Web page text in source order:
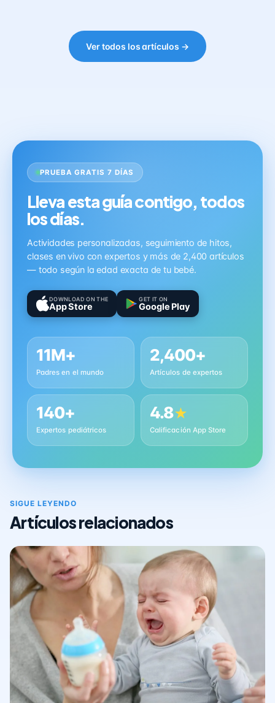
Ver todos los artículos →
PRUEBA GRATIS 7 DÍAS
Lleva esta guía contigo, todos
los días.
Actividades personalizadas, seguimiento de hitos,
clases en vivo con expertos y más de 2,400 artículos
— todo según la edad exacta de tu bebé.
DOWNLOAD ON THE
App Store
GET IT ON
Google Play
11M+
Padres en el mundo
2,400+
Artículos de expertos
140+
Expertos pediátricos
4.8★
Calificación App Store
SIGUE LEYENDO
Artículos relacionados